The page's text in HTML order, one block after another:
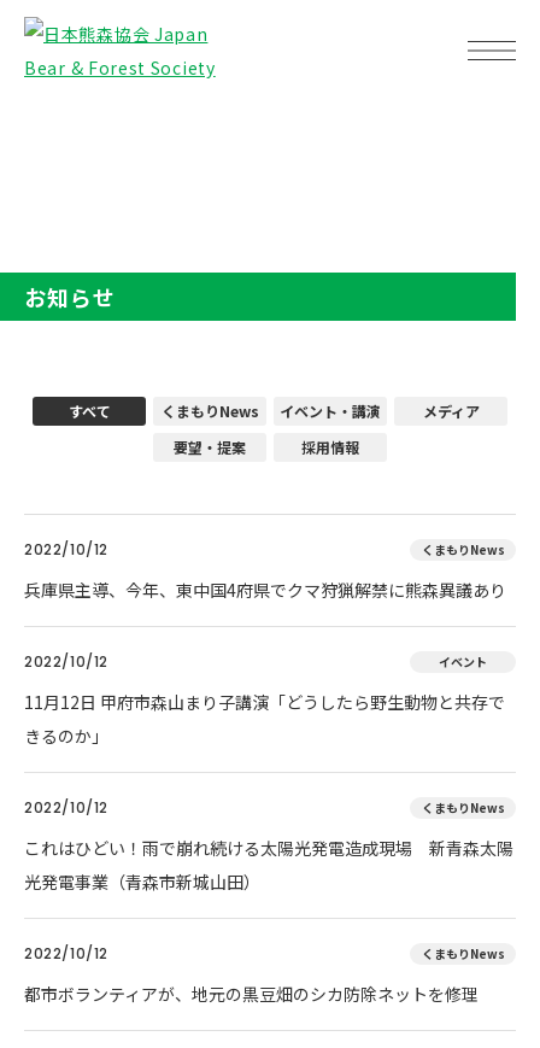
お知らせ
すべて くまもりNews イベント・講演
メディア
要望・提案
採用情報
2022/10/12 くまもりNews
兵庫県主導、今年、東中国4府県でクマ狩猟解禁に熊森異議あり
2022/10/12 イベント
11月12日 甲府市森山まり子講演「どうしたら野生動物と共存で
きるのか」
2022/10/12 くまもりNews
これはひどい！雨で崩れ続ける太陽光発電造成現場 新青森太陽
光発電事業（青森市新城山田）
2022/10/12 くまもりNews
都市ボランティアが、地元の黒豆畑のシカ防除ネットを修理